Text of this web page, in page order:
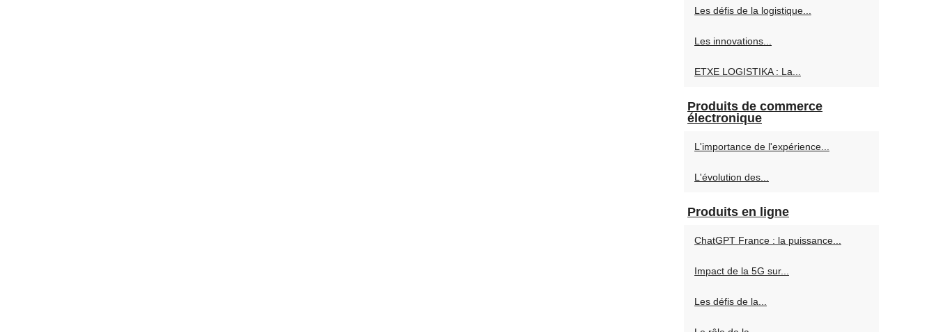
Les défis de la logistique...
Les innovations...
ETXE LOGISTIKA : La...
Produits de commerce
électronique
L'importance de l'expérience...
L'évolution des...
Produits en ligne
ChatGPT France : la puissance...
Impact de la 5G sur...
Les défis de la...